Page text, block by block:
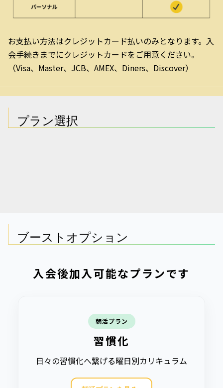
お支払い方法はクレジットカード払いのみとなります。入
会手続きまでにクレジットカードをご用意ください。
（Visa、Master、JCB、AMEX、Diners、Discover）
プラン選択
ブーストオプション
入会後加入可能なプランです
朝活プラン
習慣化
日々の習慣化へ繋げる曜日別カリキュラム